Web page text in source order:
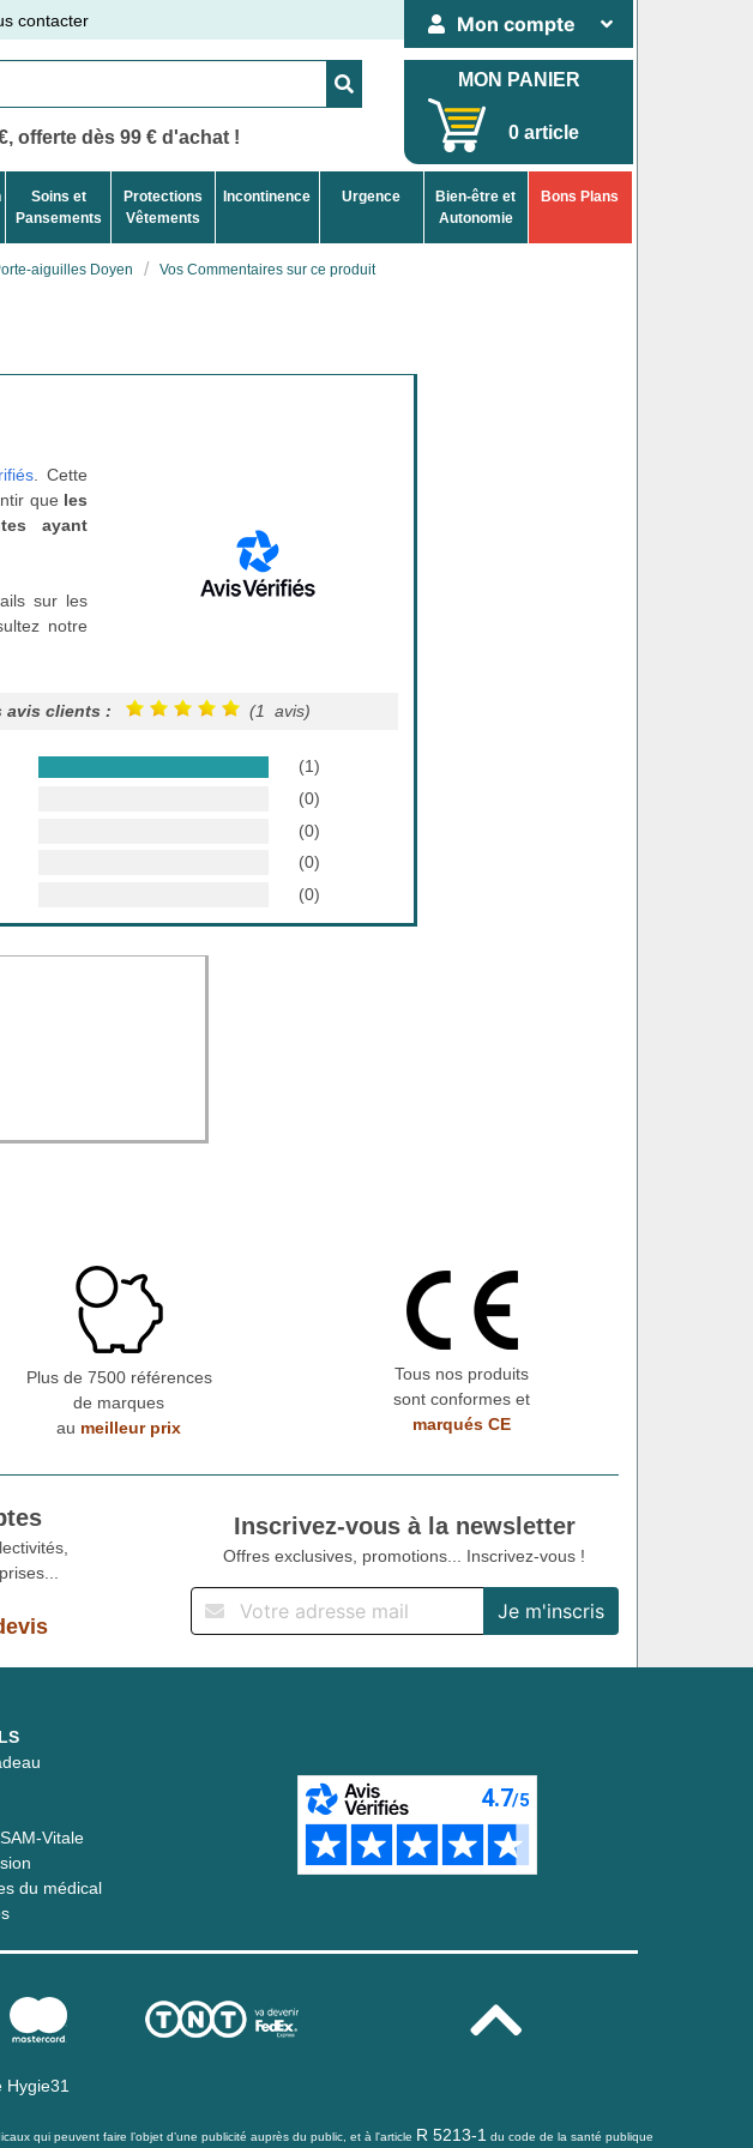
contacter Mon compte
offerte dès 99 € d'achat !
MON PANIER
0 article
Soins et
Pansements
Protections
Vêtements
Incontinence Urgence
Bien-être et
Autonomie
Bons Plans
aiguilles Doyen Vos Commentaires sur ce produit
. Cette
que les
ayant
sur les
notre
avis clients : (1 avis)
(1)
(0)
(0)
(0)
(0)
Plus de 7500 références
de marques
au meilleur prix
Tous nos produits
sont conformes et
marqués CE
Inscrivez-vous à la newsletter
Offres exclusives, promotions... Inscrivez-vous !
Vitale
du médical
Hygie31
qui peuvent faire l’objet d’une publicité auprès du public, et à l'article R 5213-1 du code de la santé publique